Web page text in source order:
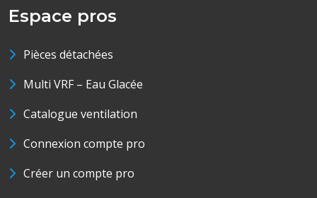
Espace pros
Pièces détachées
Multi VRF – Eau Glacée
Catalogue ventilation
Connexion compte pro
Créer un compte pro